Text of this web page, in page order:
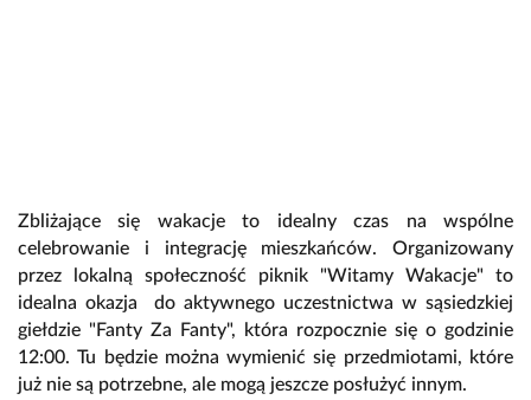
Zbliżające się wakacje to idealny czas na wspólne
celebrowanie i integrację mieszkańców. Organizowany
przez lokalną społeczność piknik "Witamy Wakacje" to
idealna okazja do aktywnego uczestnictwa w sąsiedzkiej
giełdzie "Fanty Za Fanty", która rozpocznie się o godzinie
12:00. Tu będzie można wymienić się przedmiotami, które
już nie są potrzebne, ale mogą jeszcze posłużyć innym.